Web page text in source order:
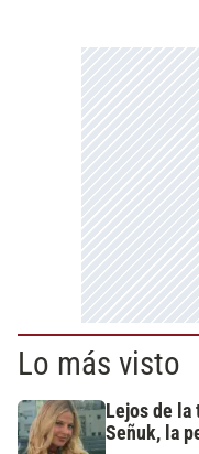
Lo más visto
Lejos de
Señuk, la